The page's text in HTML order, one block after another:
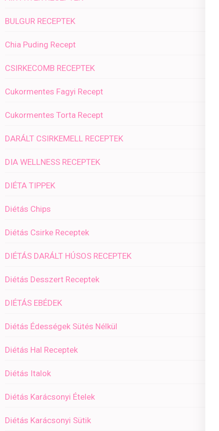
BULGUR RECEPTEK
Chia Puding Recept
CSIRKECOMB RECEPTEK
Cukormentes Fagyi Recept
Cukormentes Torta Recept
DARÁLT CSIRKEMELL RECEPTEK
DIA WELLNESS RECEPTEK
DIÉTA TIPPEK
Diétás Chips
Diétás Csirke Receptek
DIÉTÁS DARÁLT HÚSOS RECEPTEK
Diétás Desszert Receptek
DIÉTÁS EBÉDEK
Diétás Édességek Sütés Nélkül
Diétás Hal Receptek
Diétás Italok
Diétás Karácsonyi Ételek
Diétás Karácsonyi Sütik